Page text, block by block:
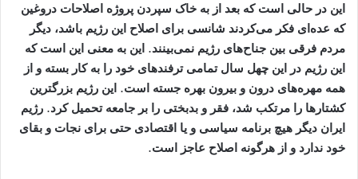
این در حالی است که بعد از به خاک سپردن پروژه اصلاحات دروغین
که عده‌ای فکر می‌کردند شانسی برای اصلاح این رژیم باشد، دیگر
مردم فرقی بین جناح‌های رژیم نمی‌بینند. این به معنی این است که
این رژیم در این چهل سال تمامی ترفندهای خود را به کار بسته و از
همه مهره‌های درون و بیرون بهره جسته است. این رژیم بزرگترین
کشتارها را مرتکب شد، فقر و بدبختی را بر جامعه تحمیل کرد. رژیم
ایران دیگر هیچ برنامه سیاسی و یا اقتصادی حتی برای نجات و بقای
خود ندارد و از هرگونه اصلاح عاجز است.